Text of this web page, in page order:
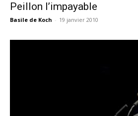
Peillon l’impayable
Basile de Koch - 19 janvier 2010